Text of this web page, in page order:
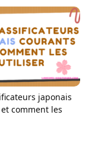
japonais
comment les